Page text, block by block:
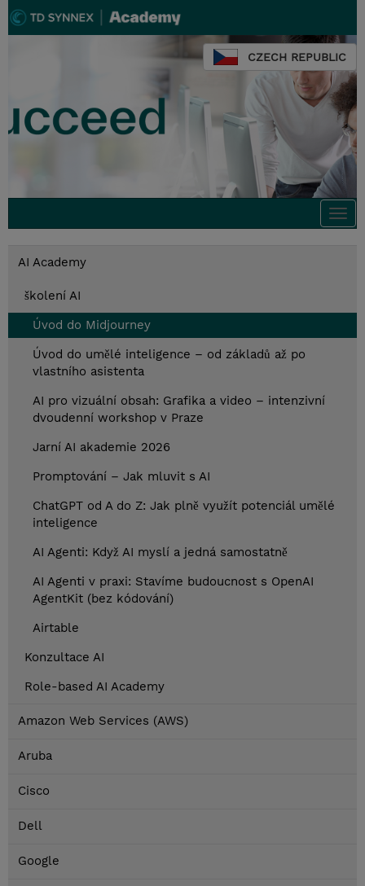
CZECH REPUBLIC
AI Academy
školení AI
Úvod do Midjourney
Úvod do umělé inteligence – od základů až po
vlastního asistenta
AI pro vizuální obsah: Grafika a video – intenzivní
dvoudenní workshop v Praze
Jarní AI akademie 2026
Promptování – Jak mluvit s AI
ChatGPT od A do Z: Jak plně využít potenciál umělé
inteligence
AI Agenti: Když AI myslí a jedná samostatně
AI Agenti v praxi: Stavíme budoucnost s OpenAI
AgentKit (bez kódování)
Airtable
Konzultace AI
Role-based AI Academy
Amazon Web Services (AWS)
Aruba
Cisco
Dell
Google